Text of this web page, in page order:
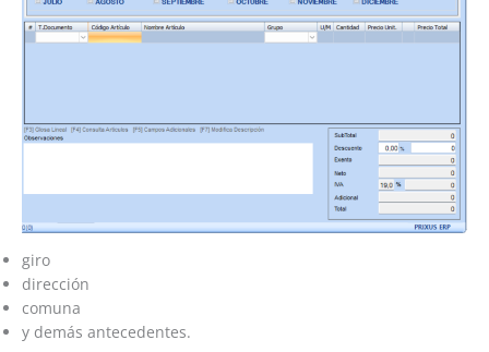
giro
dirección
comuna
y demás antecedentes.